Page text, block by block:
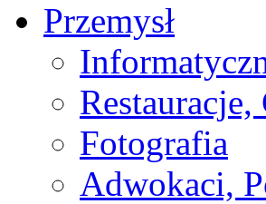
Przemysł
Restauracje,
Fotografia
Adwokaci,